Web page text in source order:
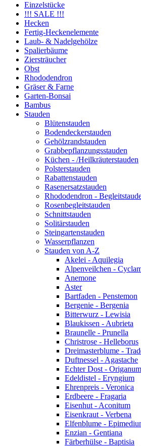
Einzelstücke
!!! SALE !!!
Hecken
Fertig-Heckenelemente
Laub- & Nadelgehölze
Spalierbäume
Ziersträucher
Obst
Rhododendron
Gräser & Farne
Garten-Bonsai
Bambus
Stauden
Blütenstauden
Bodendeckerstauden
Gehölzrandstauden
Grabbepflanzungsstauden
Küchen - /Heilkräuterstauden
Polsterstauden
Rabattenstauden
Rasenersatzstauden
Rhododendron -
Rosenbegleitstauden
Schnittstauden
Solitärstauden
Steingartenstauden
Wasserpflanzen
Stauden von A-Z
Akelei - Aquilegia
Alpenveilchen -
Anemone
Aster
Bartfaden - Penstemon
Bergenie - Bergenia
Bitterwurz - Lewisia
Blaukissen - Aubrieta
Braunelle - Prunella
Christrose - Helleborus
Dreimasterblume -
Duftnessel - Agastache
Echter Dost - Origanum
Edeldistel - Eryngium
Ehrenpreis - Veronica
Erdbeere - Fragaria
Eisenhut - Aconitum
Eisenkraut - Verbena
Elfenblume -
Enzian - Gentiana
Färberhülse - Baptisia